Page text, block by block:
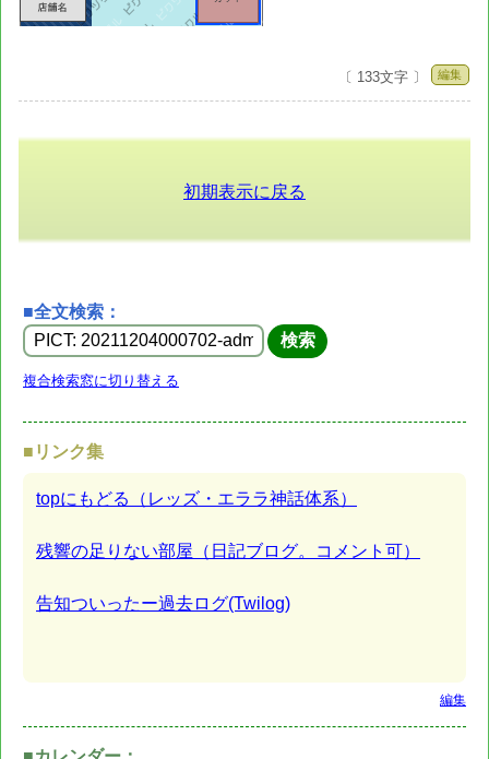
〔 133文字 〕 編集
初期表示に戻る
■全文検索：
複合検索窓に切り替える
■リンク集
topにもどる（レッズ・エララ神話体系）
残響の足りない部屋（日記ブログ。コメント可）
告知ついったー過去ログ(Twilog)
編集